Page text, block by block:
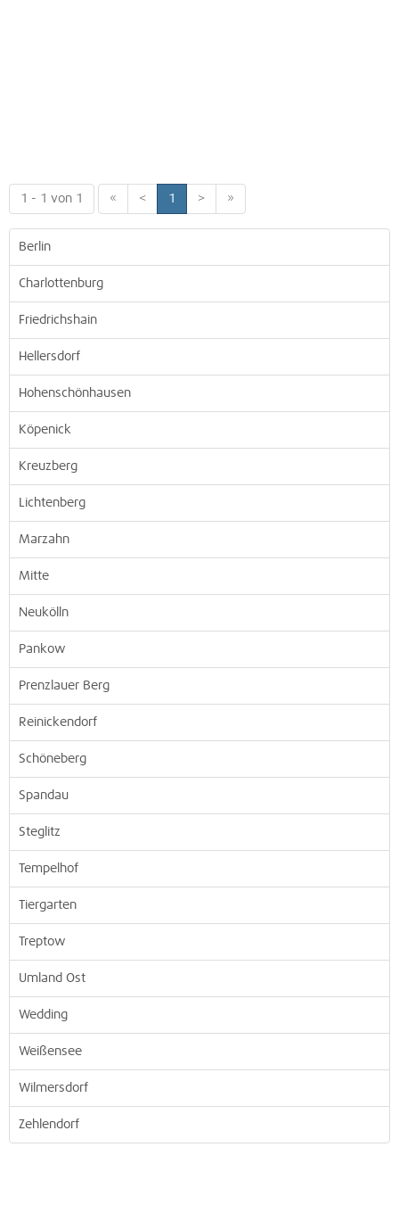
1 - 1 von 1 « < 1 > »
Berlin
Charlottenburg
Friedrichshain
Hellersdorf
Hohenschönhausen
Köpenick
Kreuzberg
Lichtenberg
Marzahn
Mitte
Neukölln
Pankow
Prenzlauer Berg
Reinickendorf
Schöneberg
Spandau
Steglitz
Tempelhof
Tiergarten
Treptow
Umland Ost
Wedding
Weißensee
Wilmersdorf
Zehlendorf